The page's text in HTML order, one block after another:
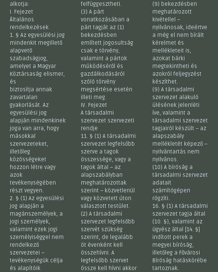
alkotja:
I. Fejezet
Általános
rendelkezések
1. § Az egyesülési jog
mindenkit megillető
alapvető
szabadságjog,
amelyet a Magyar
Köztársaság elismer,
és
biztosítja annak
zavartalan
gyakorlását. Az
egyesülési jog
alapján mindenkinek
joga van arra, hogy
másokkal
szervezeteket,
illetőleg
közösségeket
hozzon létre vagy
azok
tevékenységében
részt vegyen.
2. § (1) Az egyesülési
jog alapján a
magánszemélyek, a
jogi személyek,
valamint ezek jogi
személyiséggel nem
rendelkező
szervezetei –
tevékenységük célja
és alapítóik
felfüggesztheti.
(3) A párt
vonatkozásában a
párt tagját az (1)
bekezdésben
említett jogosultság
csak e törvény,
valamint a pártok
működéséről és
gazdálkodásáról
szóló törvény
megsértése esetén
illeti meg.
IV. Fejezet
A társadalmi
szervezet szervezeti
rendje
11. § (1) A társadalmi
szervezet legfelsőbb
szerve a tagok
összessége, vagy a
tagok által – az
alapszabályban
meghatározottak
szerint – közvetlenül
vagy közvetett úton
választott testület.
(2) A társadalmi
szervezet legfelsőbb
szervét szükség
szerint, de legalább
öt évenként kell
összehívni. A
legfelsőbb szervet
össze kell hívni akkor
(9) bekezdésben
meghatározott
kivétellel –
nyilvánosak, ideértve
a még el nem bírált
kérelmet és
mellékleteit is,
azokat bárki
megtekintheti és
azokról feljegyzést
készíthet.
(9) A társadalmi
szervezet alakuló
ülésének jelenléti
íve, valamint a
társadalmi szervezet
tagjairól készült – az
alapszabály
mellékletét képező –
nyilvántartás nem
nyilvános.
(10) A bíróság a
társadalmi szervezet
adatait
számítógépen
rögzíti.
16. § (1) A társadalmi
szervezet tagja által
(10. §), valamint az
ügyész által [14. §]
indított perek a
megyei bíróság,
illetőleg a Fővárosi
Bíróság hatáskörébe
tartoznak.